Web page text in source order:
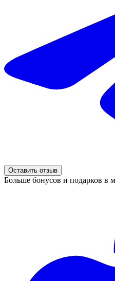
Оставить отзыв
Больше бонусов и подарков в